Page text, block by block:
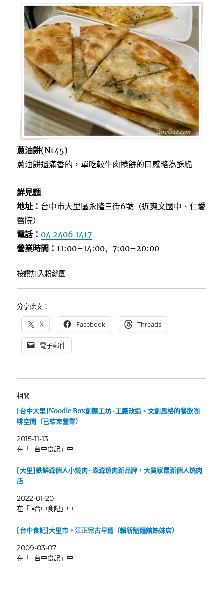
蔥油餅(Nt45)
蔥油餅還滿香的，單吃較牛肉捲餅的口感略為酥脆
鮮見麵
地址： 台中市大里區永隆三街6號（近爽文國中、仁愛
醫院）
電話： 04 2406 1417
營業時間：11:00–14:00, 17:00–20:00
按讚加入粉絲團
分享此文：
X Facebook Threads
電子郵件
相關
[台中大里]Noodle Box創麵工坊~工廠改造、文創風格的餐飲咖
啡空間（已結束營業）
2015-11-13
在「╒台中食記」中
[大里]鉄鮮森個人小燒肉~森森燒肉新品牌，大買家最新個人燒肉
店
2022-01-20
在「╒台中食記」中
[台中食記]大里市。江正宗古早麵（賴新魁麵館姊妹店）
2009-03-07
在「╒台中食記」中